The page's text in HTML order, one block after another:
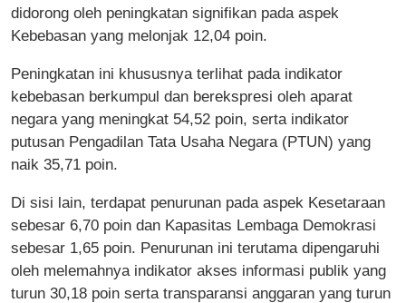
didorong oleh peningkatan signifikan pada aspek
Kebebasan yang melonjak 12,04 poin.
Peningkatan ini khususnya terlihat pada indikator
kebebasan berkumpul dan berekspresi oleh aparat
negara yang meningkat 54,52 poin, serta indikator
putusan Pengadilan Tata Usaha Negara (PTUN) yang
naik 35,71 poin.
Di sisi lain, terdapat penurunan pada aspek Kesetaraan
sebesar 6,70 poin dan Kapasitas Lembaga Demokrasi
sebesar 1,65 poin. Penurunan ini terutama dipengaruhi
oleh melemahnya indikator akses informasi publik yang
turun 30,18 poin serta transparansi anggaran yang turun